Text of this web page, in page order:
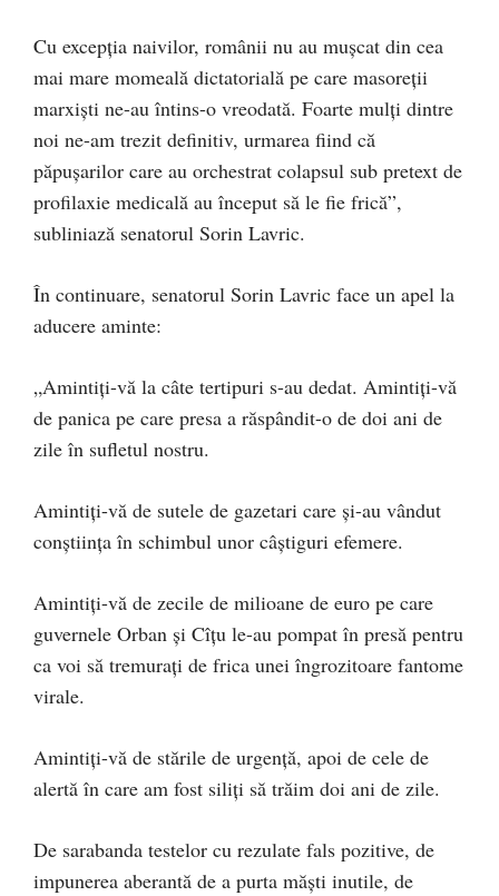
Cu excepția naivilor, românii nu au mușcat din cea
mai mare momeală dictatorială pe care masoreții
marxiști ne-au întins-o vreodată. Foarte mulți dintre
noi ne-am trezit definitiv, urmarea fiind că
păpușarilor care au orchestrat colapsul sub pretext de
profilaxie medicală au început să le fie frică”,
subliniază senatorul Sorin Lavric.
În continuare, senatorul Sorin Lavric face un apel la
aducere aminte:
„Amintiți-vă la câte tertipuri s-au dedat. Amintiți-vă
de panica pe care presa a răspândit-o de doi ani de
zile în sufletul nostru.
Amintiți-vă de sutele de gazetari care și-au vândut
conștiința în schimbul unor câștiguri efemere.
Amintiți-vă de zecile de milioane de euro pe care
guvernele Orban și Cîțu le-au pompat în presă pentru
ca voi să tremurați de frica unei îngrozitoare fantome
virale.
Amintiți-vă de stările de urgență, apoi de cele de
alertă în care am fost siliți să trăim doi ani de zile.
De sarabanda testelor cu rezulate fals pozitive, de
impunerea aberantă de a purta măști inutile, de